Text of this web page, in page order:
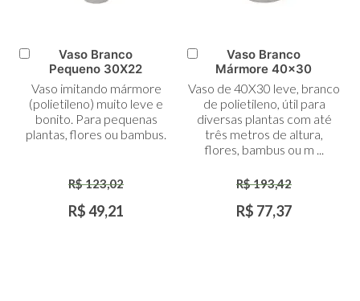
Adicionar
Carrinho
Vaso Branco
Pequeno 30X22
Vaso imitando mármore
(polietileno) muito leve e
bonito. Para pequenas
plantas, flores ou bambus.
R$ 123,02
R$ 49,21
Adicionar
Carrinho
Vaso Branco
Mármore 40x30
Vaso de 40X30 leve, branco
de polietileno, útil para
diversas plantas com até
três metros de altura,
flores, bambus ou m ...
R$ 193,42
R$ 77,37